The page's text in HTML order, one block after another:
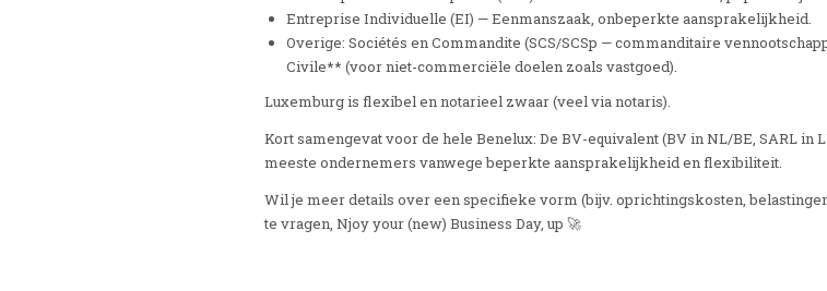
Entreprise Individuelle (EI) — Eenmanszaak, onbeperkte aansprakelijkheid.
Overige: Sociétés en Commandite (SCS/SCSp — commanditaire
Civile** (voor niet-commerciële doelen zoals vastgoed).
Luxemburg is flexibel en notarieel zwaar (veel via notaris).
Kort samengevat voor de hele Benelux: De BV-equivalent (BV in NL/BE, SARL
meeste ondernemers vanwege beperkte aansprakelijkheid en flexibiliteit.
Wil je meer details over een specifieke vorm (bijv. oprichtingskosten,
te vragen, Njoy your (new) Business Day, up 🚀